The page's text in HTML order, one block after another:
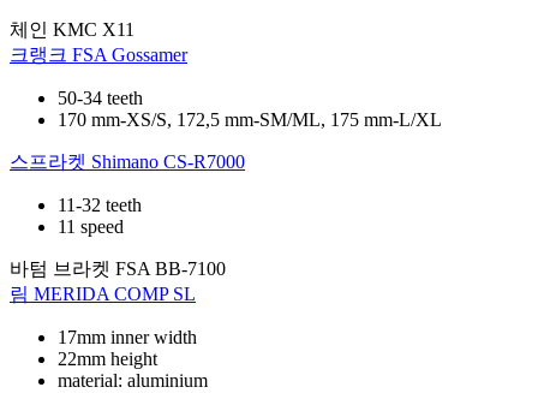
체인 KMC X11
크랭크 FSA Gossamer
50-34 teeth
170 mm-XS/S, 172,5 mm-SM/ML, 175 mm-L/XL
스프라켓 Shimano CS-R7000
11-32 teeth
11 speed
바텀 브라켓 FSA BB-7100
림 MERIDA COMP SL
17mm inner width
22mm height
material: aluminium